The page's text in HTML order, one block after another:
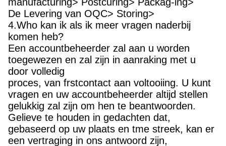
manufacturing> Postcuring> Packag-ing>
De Levering van OQC> Storing>
4.Who kan ik als ik meer vragen naderbij
komen heb?
Een accountbeheerder zal aan u worden
toegewezen en zal zijn in aanraking met u
door volledig
proces, van frstcontact aan voltooiing. U kunt
vragen en uw accountbeheerder altijd stellen
gelukkig zal zijn om hen te beantwoorden.
Gelieve te houden in gedachten dat,
gebaseerd op uw plaats en tme streek, kan er
een vertraging in ons antwoord zijn,